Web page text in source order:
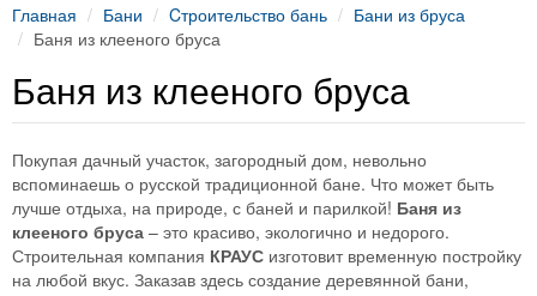
Главная Бани Cтроительство бань
Бани из бруса
Баня из клееного бруса
Баня из клееного бруса
Покупая дачный участок, загородный дом, невольно
вспоминаешь о русской традиционной бане. Что может быть
лучше отдыха, на природе, с баней и парилкой! Баня из
клееного бруса – это красиво, экологично и недорого.
Строительная компания КРАУС изготовит временную постройку
на любой вкус. Заказав здесь создание деревянной бани,